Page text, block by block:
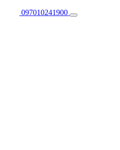
097010241900